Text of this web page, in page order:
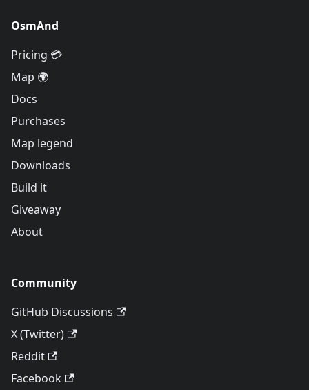
OsmAnd
Pricing 💳
Map 🌍
Docs
Purchases
Map legend
Downloads
Build it
Giveaway
About
Community
GitHub Discussions
X (Twitter)
Reddit
Facebook